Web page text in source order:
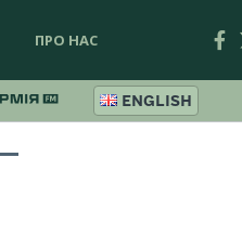
ПРО НАС
ENGLISH